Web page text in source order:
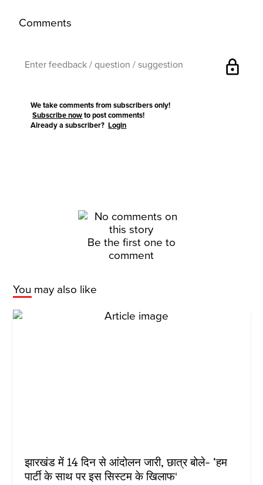
Comments
lock
We take comments from subscribers only!
Subscribe now to post comments!
Already a subscriber?Login
Be the first one to
comment
You may also like
झारखंड में 14 दिन से आंदोलन जारी, छात्र बोले- ‘हम
पार्टी के साथ पर इस सिस्टम के खिलाफ'